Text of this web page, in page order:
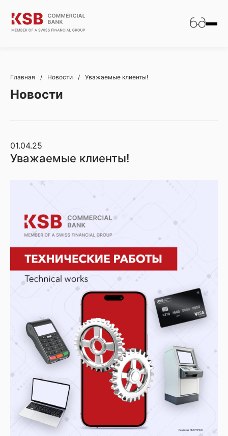
Главная / Новости / Уважаемые клиенты!
Новости
01.04.25
Уважаемые клиенты!